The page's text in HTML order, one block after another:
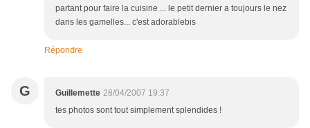
partant pour faire la cuisine ... le petit dernier a toujours le nez
dans les gamelles... c'est adorablebis
Répondre
G Guillemette 28/04/2007 19:37
tes photos sont tout simplement splendides !